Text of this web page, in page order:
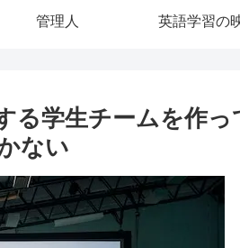
管理人 英語学習の
る学生チームを作
ない